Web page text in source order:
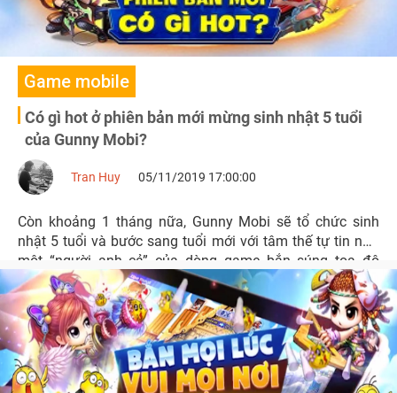
Game mobile
Có gì hot ở phiên bản mới mừng sinh nhật 5 tuổi
của Gunny Mobi?
Tran Huy 05/11/2019 17:00:00
Còn khoảng 1 tháng nữa, Gunny Mobi sẽ tổ chức sinh
nhật 5 tuổi và bước sang tuổi mới với tâm thế tự tin như
một “người anh cả” của dòng game bắn súng tọa độ
được vận hành trên thiết bị di động.